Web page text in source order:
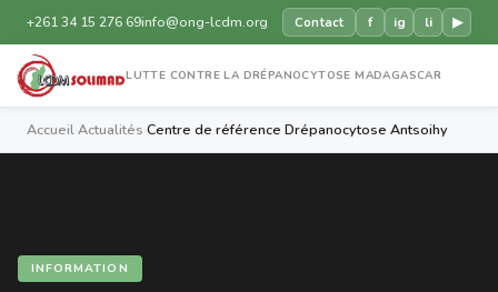
+261 34 15 276 69info@ong-lcdm.org Contact f ig li ▶
LUTTE CONTRE LA DRÉPANOCYTOSE MADAGASCAR
AccueilActualités Centre de référence Drépanocytose Antsoihy
INFORMATION